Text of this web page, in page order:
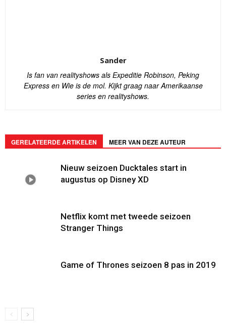
Sander
Is fan van realityshows als Expeditie Robinson, Peking
Express en Wie is de mol. Kijkt graag naar Amerikaanse
series en realityshows.
GERELATEERDE ARTIKELEN MEER VAN DEZE AUTEUR
Nieuw seizoen Ducktales start in
augustus op Disney XD
Netflix komt met tweede seizoen
Stranger Things
Game of Thrones seizoen 8 pas in 2019